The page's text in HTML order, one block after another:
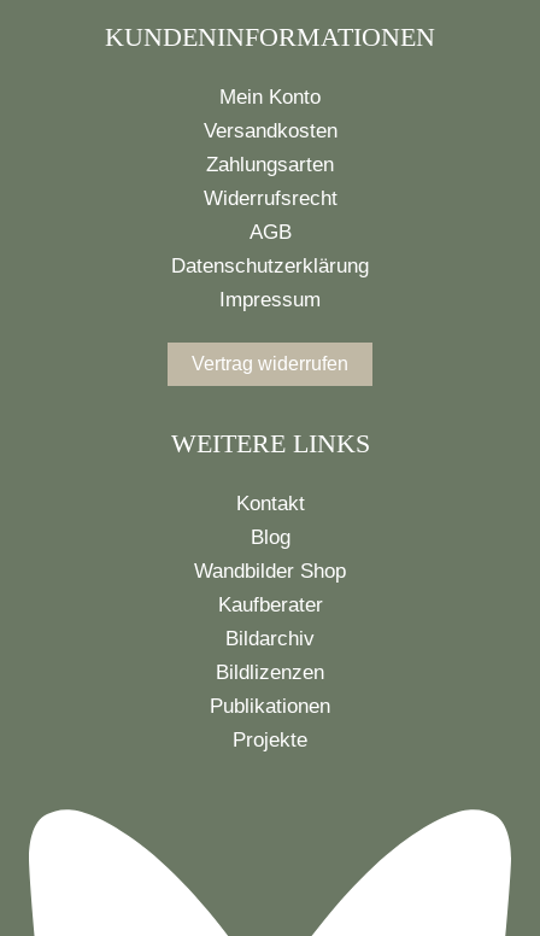
KUNDENINFORMATIONEN
Mein Konto
Versandkosten
Zahlungsarten
Widerrufsrecht
AGB
Datenschutzerklärung
Impressum
Vertrag widerrufen
WEITERE LINKS
Kontakt
Blog
Wandbilder Shop
Kaufberater
Bildarchiv
Bildlizenzen
Publikationen
Projekte